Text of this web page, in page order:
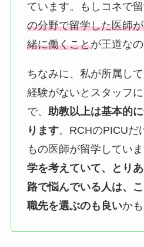
ています。もしコネで留
の分野で留学した医師
緒に働くことが王道な
ちなみに、私が所属し
経験がないとスタッフ
で、 助教以上は基本的
ります。RCHのPICUだ
もの医師が留学していま
学を考えていて、とり
路で悩んでいる人は、
職先を選ぶのも良いか